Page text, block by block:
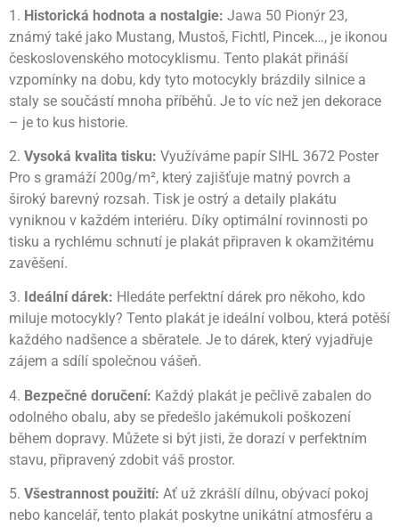
1. Historická hodnota a nostalgie: Jawa 50 Pionýr 23,
známý také jako Mustang, Mustoš, Fichtl, Pincek…, je ikonou
československého motocyklismu. Tento plakát přináší
vzpomínky na dobu, kdy tyto motocykly brázdily silnice a
staly se součástí mnoha příběhů. Je to víc než jen dekorace
– je to kus historie.
2. Vysoká kvalita tisku: Využíváme papír SIHL 3672 Poster
Pro s gramáží 200g/m², který zajišťuje matný povrch a
široký barevný rozsah. Tisk je ostrý a detaily plakátu
vyniknou v každém interiéru. Díky optimální rovinnosti po
tisku a rychlému schnutí je plakát připraven k okamžitému
zavěšení.
3. Ideální dárek: Hledáte perfektní dárek pro někoho, kdo
miluje motocykly? Tento plakát je ideální volbou, která potěší
každého nadšence a sběratele. Je to dárek, který vyjadřuje
zájem a sdílí společnou vášeň.
4. Bezpečné doručení: Každý plakát je pečlivě zabalen do
odolného obalu, aby se předešlo jakémukoli poškození
během dopravy. Můžete si být jisti, že dorazí v perfektním
stavu, připravený zdobit váš prostor.
5. Všestrannost použití: Ať už zkrášlí dílnu, obývací pokoj
nebo kancelář, tento plakát poskytne unikátní atmosféru a